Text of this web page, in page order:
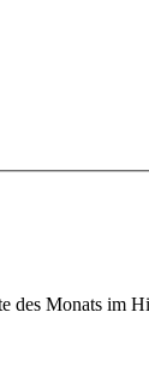
des Monats im